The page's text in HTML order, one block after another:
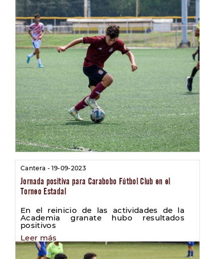
Cantera - 19-09-2023
Jornada positiva para Carabobo Fútbol Club en el
Torneo Estadal
En el reinicio de las actividades de la
Academia granate hubo resultados
positivos
Leer más